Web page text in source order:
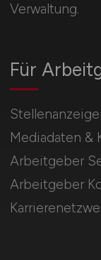
Verwaltung.
Für
Mediadaten &
Arbeitgeber
Arbeitgeber